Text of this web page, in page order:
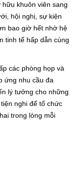
khuôn viên sang
hội nghị, sự kiện
bao giờ hết nhờ hệ
tinh tế hấp dẫn cùng
các phòng họp và
ứng nhu cầu đa
lý tưởng cho những
nghi để tổ chức
trong lòng mỗi